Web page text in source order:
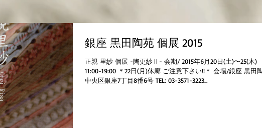
銀座 黒田陶苑 個展 2015
正親 里紗 個展 -陶更紗Ⅱ- 会期/ 2015年6月20日(土)〜25(木)
11:00-19:00 ＊22日(月)休廊 ご注意下さい!!＊ 会場/銀座 黒田
中央区銀座7丁目8番6号 TEL: 03-3571-3223...